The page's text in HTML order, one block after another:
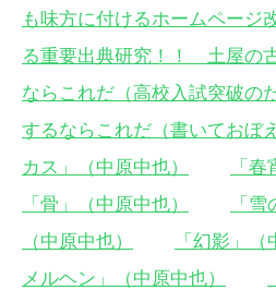
も味方に付けるホームページ
る重要出典研究！！ 土屋の
ならこれだ（高校入試突破の
するならこれだ（書いておぼ
カス」（中原中也）
「
「骨」（中原中也）
「
（中原中也）
「幻影」（
メルヘン」（中原中也）